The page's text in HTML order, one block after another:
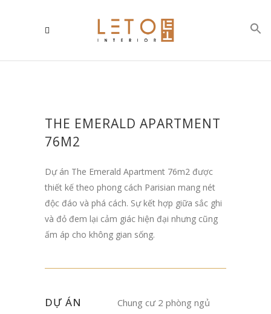
THE EMERALD APARTMENT
76M2
Dự án The Emerald Apartment 76m2 được
thiết kế theo phong cách Parisian mang nét
độc đáo và phá cách. Sự kết hợp giữa sắc ghi
và đỏ đem lại cảm giác hiện đại nhưng cũng
ấm áp cho không gian sống.
DỰ ÁN Chung cư 2 phòng ngủ